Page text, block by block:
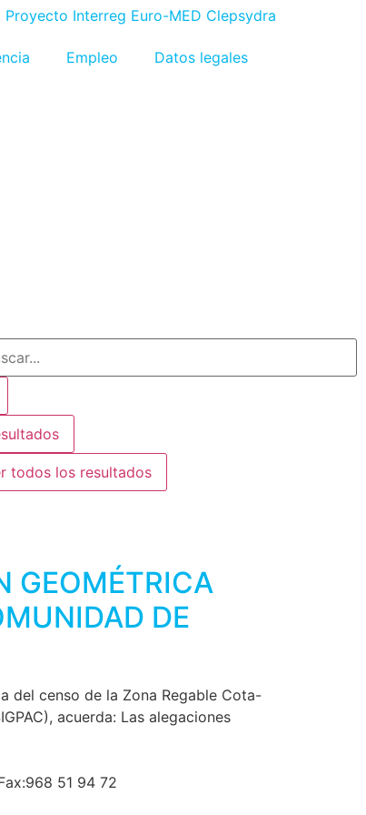
Proyecto Interreg Euro-MED Clepsydra
Empleo Datos legales
todos los resultados
GEOMÉTRICA
DE
del censo de la Zona Regable Cota-
acuerda: Las alegaciones
51 94 72